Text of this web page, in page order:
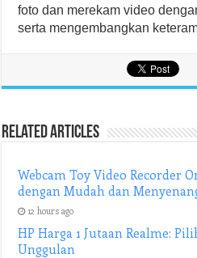
foto dan merekam video
serta mengembangkan
Related Articles
Webcam Toy Video Recorder
dengan Mudah dan
12 hours ago
HP Harga 1 Jutaan Realme:
Unggulan